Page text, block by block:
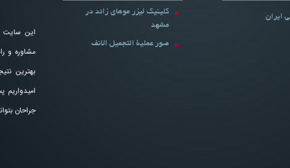
ایران
کلینیک لیزر موهای زائد در
مشهد
صور عملیة التجمیل الانف
این سایت
مشاوره و
بهترین
جراحان